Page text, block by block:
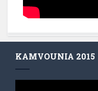
KAMVOUNIA 2015